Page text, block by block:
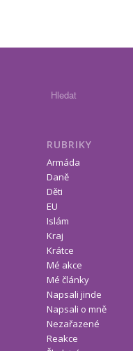
RUBRIKY
Armáda
Daně
Děti
EU
Islám
Kraj
Krátce
Mé akce
Mé články
Napsali jinde
Napsali o mně
Nezařazené
Reakce